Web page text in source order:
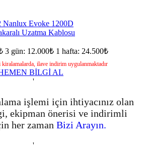
Nanlux Evoke 1200D
Uzatma Kablosu
3 gün: 12.000₺ 1 hafta: 24.500₺
ilave indirim uygulanmaktadır
BİLGİ AL
'
işlemi için ihtiyacınız olan
ekipman önerisi ve indirimli
her zaman Bizi Arayın.
'